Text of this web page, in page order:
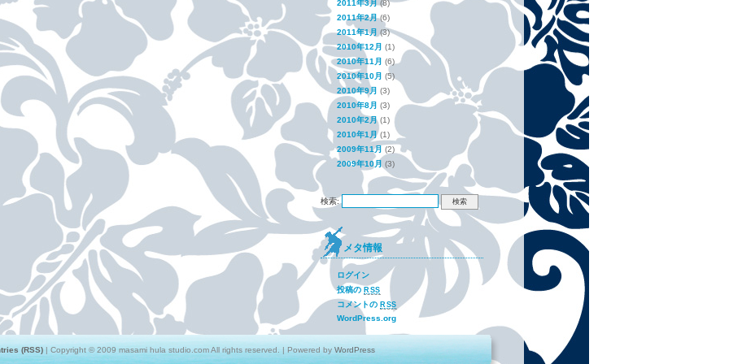
2011年3月 (8)
2011年2月(6)
2011年1月 (3)
2010年12月 (1)
2010年11月 (6)
2010年10月 (5)
2010年9月 (3)
2010年8月 (3)
2010年2月(1)
2010年1月(1)
2009年11月 (2)
2009年10月 (3)
検索:
メタ情報
ログイン
投稿の RSS
コメントの RSS
WordPress.org
(RSS)| Copyright © 2009 masami hula studio.com All rights reserved. | Powered by WordPress